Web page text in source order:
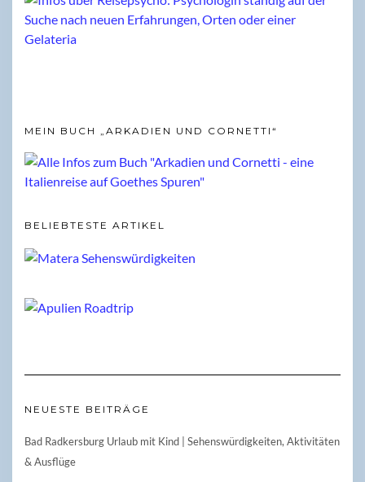
MEIN BUCH „ARKADIEN UND CORNETTI“
BELIEBTESTE ARTIKEL
NEUESTE BEITRÄGE
Bad Radkersburg Urlaub mit Kind | Sehenswürdigkeiten, Aktivitäten
& Ausflüge